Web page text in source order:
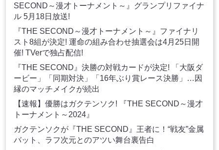
SECOND～漫才トーナメント～』グランプリファイナ
ル 5月18日放送!
『THE SECOND～漫才トーナメント～』ファイナリ
スト8組が決定! 運命の組み合わせ抽選会は4月25日開
催! TVerで独占配信!
『THE SECOND』決勝の対戦カードが決定! 「大阪ダ
ービー」「同期対決」「16年ぶり賞レース決勝」…因
縁のマッチメイクが続出
【速報】優勝はガクテンソク! 『THE SECOND～漫才
トーナメント～2024』
ガクテンソクが『THE SECOND』王者に！“戦友”金属
バット、ラフ次元とのアツい舞台裏告白